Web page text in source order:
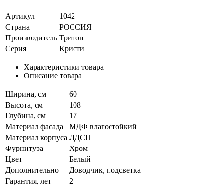
Артикул
1042
Страна
РОССИЯ
Производитель Тритон
Серия
Кристи
Характеристики товара
Описание товара
Ширина, см
60
Высота, см
108
Глубина, см
17
Материал фасада
МДФ влагостойкий
Материал корпуса ЛДСП
Фурнитура
Хром
Цвет
Белый
Дополнительно
Доводчик, подсветка
Гарантия, лет
2